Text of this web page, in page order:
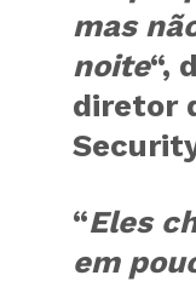
mas
noite“,
diretor
“Eles
em